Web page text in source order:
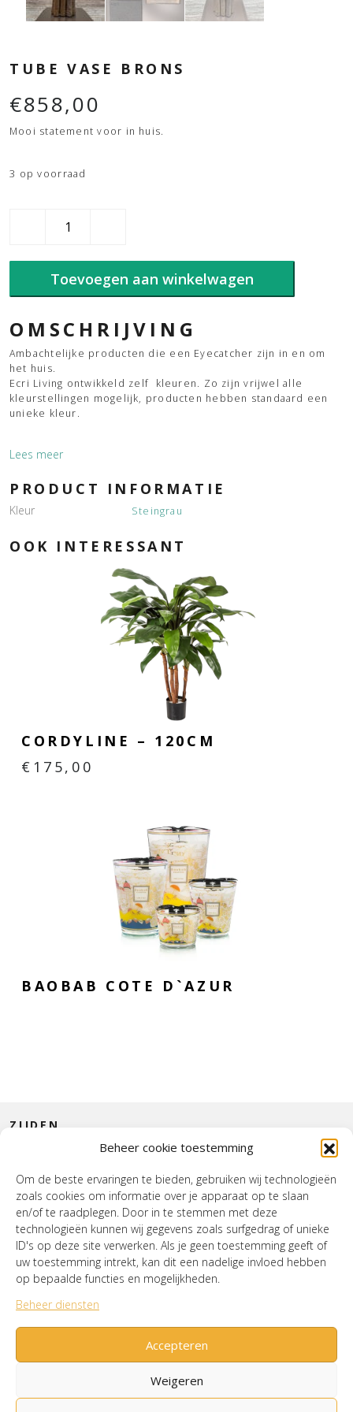
Beheer cookie toestemming
Om de beste ervaringen te bieden, gebruiken wij technologieën
zoals cookies om informatie over je apparaat op te slaan
en/of te raadplegen. Door in te stemmen met deze
technologieën kunnen wij gegevens zoals surfgedrag of unieke
ID's op deze site verwerken. Als je geen toestemming geeft of
uw toestemming intrekt, kan dit een nadelige invloed hebben
op bepaalde functies en mogelijkheden.
Beheer diensten
Accepteren
Weigeren
TUBE VASE BRONS
€858,00
Mooi statement voor in huis.
3 op voorraad
Toevoegen aan winkelwagen
OMSCHRIJVING
Ambachtelijke producten die een Eyecatcher zijn in en om
het huis.
Ecri Living ontwikkeld zelf kleuren. Zo zijn vrijwel alle
kleurstellingen mogelijk, producten hebben standaard een
unieke kleur.
Lees meer
PRODUCT INFORMATIE
Kleur Steingrau
OOK INTERESSANT
CORDYLINE – 120CM
€ 175,00
BAOBAB COTE D`AZUR
HOUSE OF WURPEL
OPENINGSTIJDEN
ZIJDEN
INTERIEUR
Verzenden & RetournerenCookiebeleid (EU)
Mijn account